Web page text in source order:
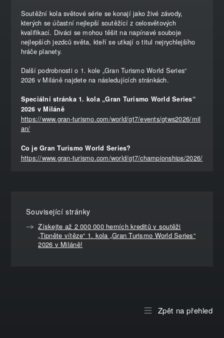
Soutěžní kola světové série se konají jako živé závody,
kterých se účastní nejlepší soutěžící z celosvětových
kvalifikací. Diváci se mohou těšit na napínavé souboje
nejlepších jezdců světa, kteří se utkají o titul nejrychlejšího
hráče planety.
Další podrobnosti o 1. kole „Gran Turismo World Series“
2026 v Miláně najdete na následujících stránkách.
Speciální stránka 1. kola „Gran Turismo World Series“
2026 v Miláně
https://www.gran-turismo.com/world/gt7/events/gtws2026/mil
an/
Co je Gran Turismo World Series?
https://www.gran-turismo.com/world/gt7/championships/2026/
Související stránky
Získejte až 2 000 000 herních kreditů v soutěži
„Tipněte vítěze“ 1. kola „Gran Turismo World Series“
2026 v Miláně!
Zpět na přehled